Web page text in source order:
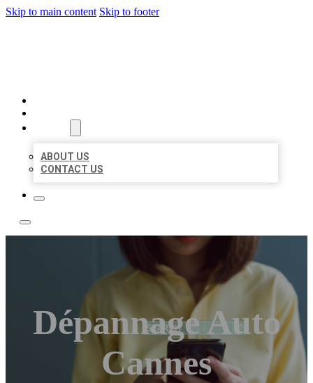
Skip to main content Skip to footer
ABOUT US
CONTACT US
Dépannage Auto
Cannes